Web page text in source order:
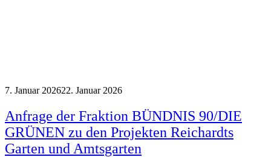
7. Januar 202622. Januar 2026
Anfrage der Fraktion BÜNDNIS 90/DIE
GRÜNEN zu den Projekten Reichardts
Garten und Amtsgarten